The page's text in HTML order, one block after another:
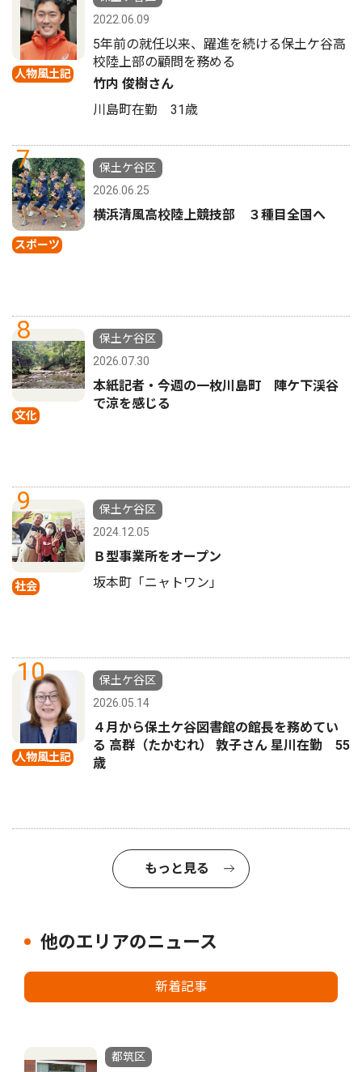
人物風土記
2022.06.09
5年前の就任以来、躍進を続ける保土ケ谷高
校陸上部の顧問を務める
竹内 俊樹さん
川島町在勤 31歳
7
スポーツ
保土ケ谷区
2026.06.25
横浜清風高校陸上競技部 ３種目全国へ
8
文化
保土ケ谷区
2026.07.30
本紙記者・今週の一枚川島町 陣ケ下渓谷
で涼を感じる
9
社会
保土ケ谷区
2024.12.05
Ｂ型事業所をオープン
坂本町「ニャトワン」
10
人物風土記
保土ケ谷区
2026.05.14
４月から保土ケ谷図書館の館長を務めてい
る 高群（たかむれ） 敦子さん 星川在勤 55
歳
もっと見る
他のエリアのニュース
新着記事
都筑区